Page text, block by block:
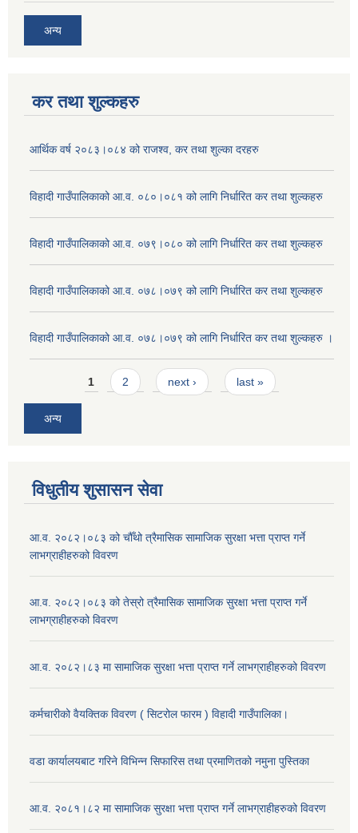
अन्य
कर तथा शुल्कहरु
आर्थिक वर्ष २०८३।०८४ को राजश्व, कर तथा शुल्का दरहरु
विहादी गाउँपालिकाको आ.व. ०८०।०८१ को लागि निर्धारित कर तथा शुल्कहरु
विहादी गाउँपालिकाको आ.व. ०७९।०८० को लागि निर्धारित कर तथा शुल्कहरु
विहादी गाउँपालिकाको आ.व. ०७८।०७९ को लागि निर्धारित कर तथा शुल्कहरु
विहादी गाउँपालिकाको आ.व. ०७८।०७९ को लागि निर्धारित कर तथा शुल्कहरु ।
Pages1 2 next › last »
अन्य
विधुतीय शुसासन सेवा
आ.व. २०८२।०८३ को चौँथो त्रैमासिक सामाजिक सुरक्षा भत्ता प्राप्त गर्ने
लाभग्राहीहरुको विवरण
आ.व. २०८२।०८३ को तेस्रो त्रैमासिक सामाजिक सुरक्षा भत्ता प्राप्त गर्ने
लाभग्राहीहरुको विवरण
आ.व. २०८२।८३ मा सामाजिक सुरक्षा भत्ता प्राप्त गर्ने लाभग्राहीहरुको विवरण
कर्मचारीको वैयक्तिक विवरण ( सिटरोल फारम ) विहादी गाउँपालिका।
वडा कार्यालयबाट गरिने विभिन्न सिफारिस तथा प्रमाणितको नमुना पुस्तिका
आ.व. २०८१।८२ मा सामाजिक सुरक्षा भत्ता प्राप्त गर्ने लाभग्राहीहरुको विवरण